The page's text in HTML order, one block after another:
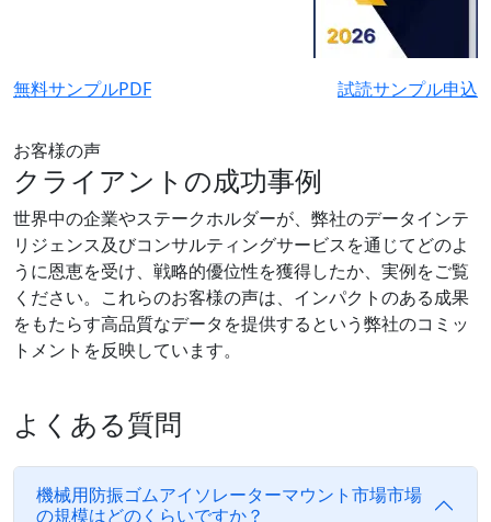
無料サンプルPDF 試読サンプル申込
お客様の声
クライアントの成功事例
世界中の企業やステークホルダーが、弊社のデータインテ
リジェンス及びコンサルティングサービスを通じてどのよ
うに恩恵を受け、戦略的優位性を獲得したか、実例をご覧
ください。これらのお客様の声は、インパクトのある成果
をもたらす高品質なデータを提供するという弊社のコミッ
トメントを反映しています。
よくある質問
機械用防振ゴムアイソレーターマウント市場市場
の規模はどのくらいですか？